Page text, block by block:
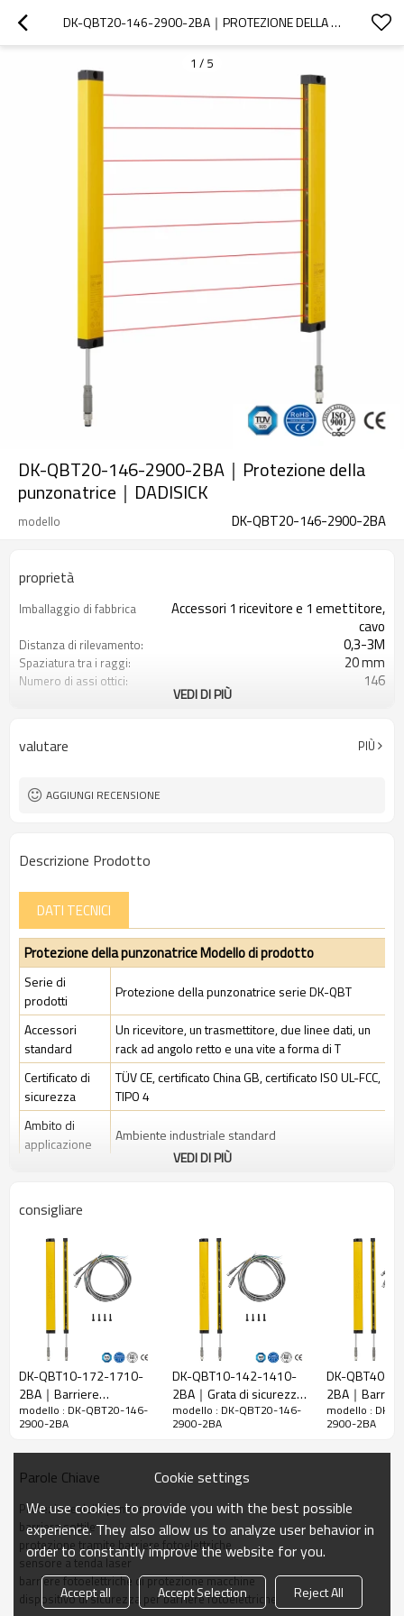
DK-QBT20-146-2900-2BA｜PROTEZIONE DELLA PUNZONATRICE｜DADISICK
1 / 5
DK-QBT20-146-2900-2BA｜Protezione della
punzonatrice｜DADISICK
modello DK-QBT20-146-2900-2BA
proprietà
Imballaggio di fabbrica
Accessori 1 ricevitore e 1 emettitore,
cavo
Distanza di rilevamento: 0,3-3M
Spaziatura tra i raggi: 20 mm
Numero di assi ottici: 146
Spina di interfaccia Dotato di connettore M8
VEDI DI PIÙ
valutare PIÙ
AGGIUNGI RECENSIONE
Descrizione Prodotto
DATI TECNICI
Protezione della punzonatrice Modello di prodotto
Serie di
prodotti
Protezione della punzonatrice serie DK-QBT
Accessori
standard
Un ricevitore, un trasmettitore, due linee dati, un
rack ad angolo retto e una vite a forma di T
Certificato di
sicurezza
TÜV CE, certificato China GB, certificato ISO UL-FCC,
TIPO 4
Ambito di
applicazione
Ambiente industriale standard
Spazio tra i
Rileva la
precisione
28 mm
Quantità di
travi
Raggio
d'azione
2900 mm
Taglia del
prodotto
15mm*30mm*L, L è la lunghezza dell'emettitore e
del ricevitore.
Distanza di
rilevamento
30-3000mm
risposta
≤15 ms
Dati meccanici
Materiale
dell'alloggiamentoMetallo
VEDI DI PIÙ
consigliare
DK-QBT10-172-1710-
2BA｜Barriere
fotoelettriche per
macchine｜DADISICK
modello : DK-QBT20-146-
2900-2BA
DK-QBT10-142-1410-
2BA｜Grata di sicurezza
｜DADISICK
modello : DK-QBT20-146-
2900-2BA
DK-QBT40-
2BA｜
fotoelettriche
sicurezza
modello : DK-
2900-2BA
Parole Chiave
Protezione della punzonatrice
barriera sottile
protezione tramite barriere fotoelettriche
sensore a tenda laser
barriere fotoelettriche di protezione macchine
dispositivo di sicurezza per barriere fotoelettriche
Cookie settings
We use cookies to provide you with the best possible
experience. They also allow us to analyze user behavior in
order to constantly improve the website for you.
Accept all Accept Selection Reject All